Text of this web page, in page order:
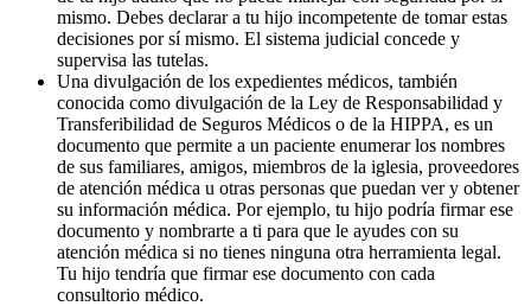
mismo. Debes declarar a tu hijo incompetente de tomar estas
decisiones por sí mismo. El sistema judicial concede y
supervisa las tutelas.
Una divulgación de los expedientes médicos, también
conocida como divulgación de la Ley de Responsabilidad y
Transferibilidad de Seguros Médicos o de la HIPPA, es un
documento que permite a un paciente enumerar los nombres
de sus familiares, amigos, miembros de la iglesia, proveedores
de atención médica u otras personas que puedan ver y obtener
su información médica. Por ejemplo, tu hijo podría firmar ese
documento y nombrarte a ti para que le ayudes con su
atención médica si no tienes ninguna otra herramienta legal.
Tu hijo tendría que firmar ese documento con cada
consultorio médico.